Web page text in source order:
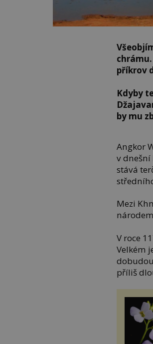
příkrov
Kdyby
by mu
Angkor
v dnešní
stává
Mezi
V roce
Velkém
příliš